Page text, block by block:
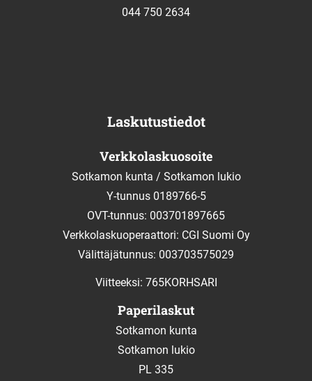
044 750 2634
Laskutustiedot
Verkkolaskuosoite
Sotkamon kunta / Sotkamon lukio
Y-tunnus 0189766-5
OVT-tunnus: 003701897665
Verkkolaskuoperaattori: CGI Suomi Oy
Välittäjätunnus: 003703575029
Viitteeksi: 765KORHSARI
Paperilaskut
Sotkamon kunta
Sotkamon lukio
PL 335